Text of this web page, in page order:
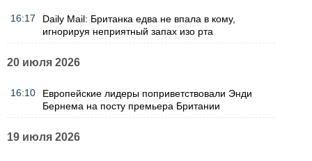
16:17
Daily Mail: Британка едва не впала в кому,
игнорируя неприятный запах изо рта
20 июля 2026
16:10
Европейские лидеры поприветствовали Энди
Бернема на посту премьера Британии
19 июля 2026